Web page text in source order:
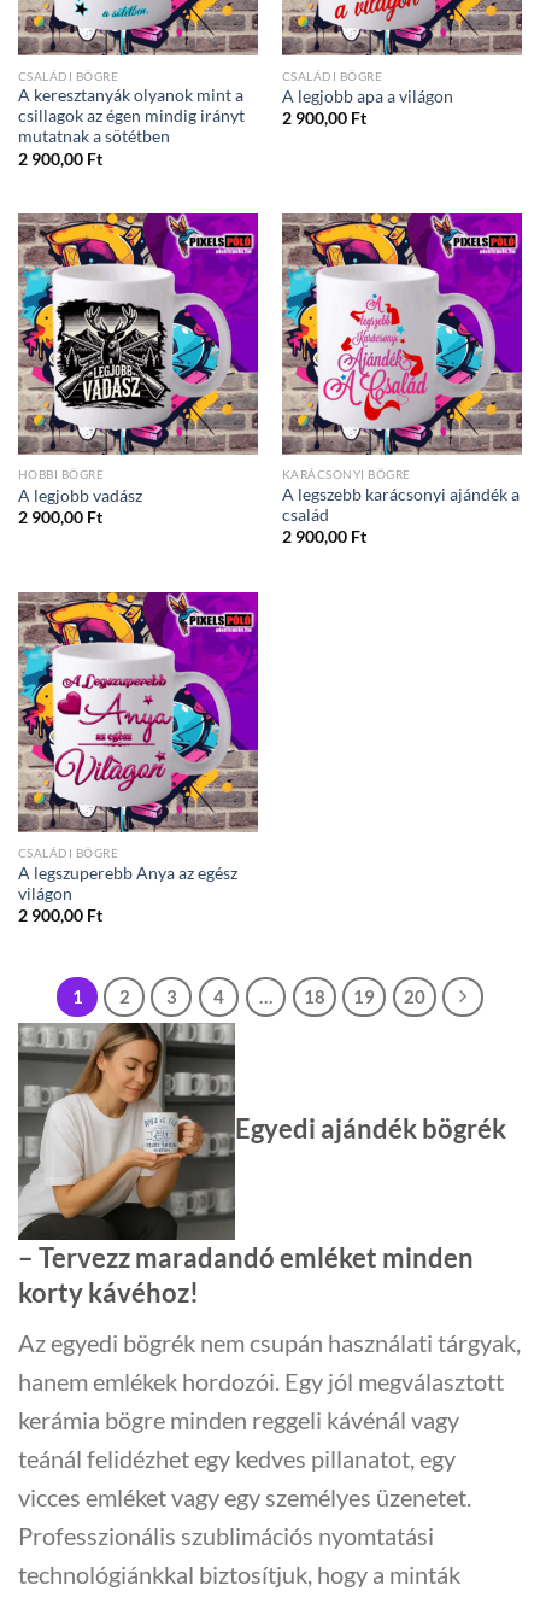
CSALÁDI BÖGRE
A keresztanyák olyanok mint a
csillagok az égen mindig irányt
mutatnak a sötétben
2 900,00 Ft
CSALÁDI BÖGRE
A legjobb apa a világon
2 900,00 Ft
HOBBI BÖGRE
A legjobb vadász
2 900,00 Ft
KARÁCSONYI BÖGRE
A legszebb karácsonyi ajándék a
család
2 900,00 Ft
CSALÁDI BÖGRE
A legszuperebb Anya az egész
világon
2 900,00 Ft
1 2 3 4 18 19 20
Egyedi ajándék bögrék
– Tervezz maradandó emléket minden
korty kávéhoz!
Az egyedi bögrék nem csupán használati tárgyak,
hanem emlékek hordozói. Egy jól megválasztott
kerámia bögre minden reggeli kávénál vagy
teánál felidézhet egy kedves pillanatot, egy
vicces emléket vagy egy személyes üzenetet.
Professzionális szublimációs nyomtatási
technológiánkkal biztosítjuk, hogy a minták